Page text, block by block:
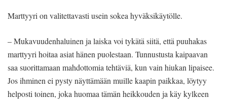
Marttyyri on valitettavasti usein sokea hyväksikäytölle.
– Mukavuudenhaluinen ja laiska voi tykätä siitä, että puuhakas
marttyyri hoitaa asiat hänen puolestaan. Tunnustusta kaipaavan
saa suorittamaan mahdottomia tehtäviä, kun vain hiukan lipaisee.
Jos ihminen ei pysty näyttämään muille kaapin paikkaa, löytyy
helposti toinen, joka huomaa tämän heikkouden ja käy kylkeen